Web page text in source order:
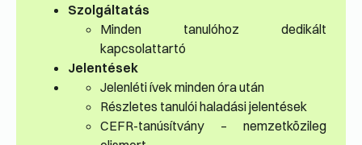
Szolgáltatás
Minden tanulóhoz dedikált
kapcsolattartó
Jelentések
Jelenléti ívek minden óra után
Részletes tanulói haladási jelentések
CEFR-tanúsítvány – nemzetközileg